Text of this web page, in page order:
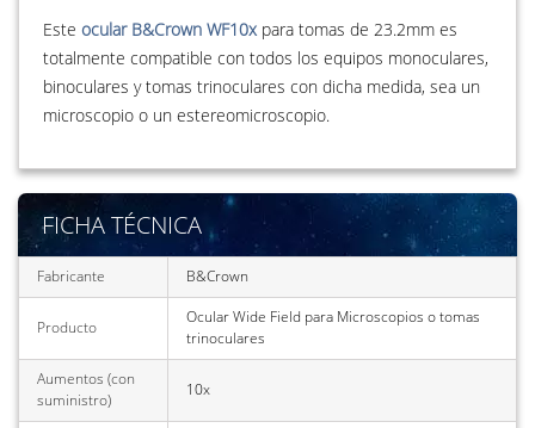
Este ocular B&Crown WF10x para tomas de 23.2mm es
totalmente compatible con todos los equipos monoculares,
binoculares y tomas trinoculares con dicha medida, sea un
microscopio o un estereomicroscopio.
FICHA TÉCNICA
Fabricante B&Crown
Producto
Ocular Wide Field para Microscopios o tomas
trinoculares
Aumentos (con
suministro)
10x